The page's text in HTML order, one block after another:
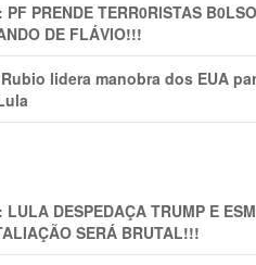
PF PRENDE TERR0RlSTAS
DE FLÁVIO!!!
lidera manobra dos EUA
LULA DESPEDAÇA TRUMP E
SERÁ BRUTAL!!!